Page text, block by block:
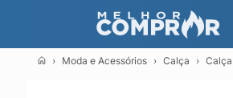
Moda e Acessórios Calça